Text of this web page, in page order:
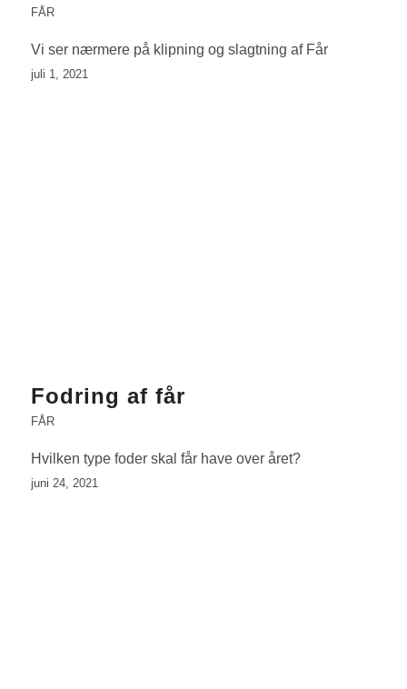
FÅR
Vi ser nærmere på klipning og slagtning af Får
juli 1, 2021
Fodring af får
FÅR
Hvilken type foder skal får have over året?
juni 24, 2021